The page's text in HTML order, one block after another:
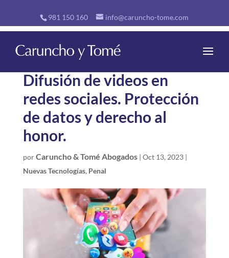
981 150 160 info@caruncho-tome.com
Difusión de videos en
redes sociales. Protección
de datos y derecho al
honor.
porCaruncho & Tomé Abogados| Oct 13, 2023|
Nuevas Tecnologías, Penal